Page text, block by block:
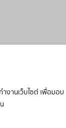
งานเว็บไซต์ เพื่อมอบ